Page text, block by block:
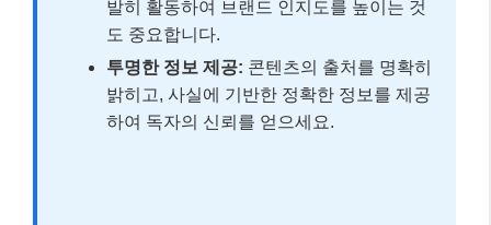
발히 활동하여 브랜드 인지도를 높이는 것
도 중요합니다.
투명한 정보 제공: 콘텐츠의 출처를 명확히
밝히고, 사실에 기반한 정확한 정보를 제공
하여 독자의 신뢰를 얻으세요.